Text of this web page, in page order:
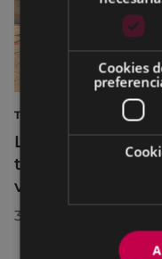
TURISMO
La diputada
transformación
visita a la localidad
30/07/2026
Cookies